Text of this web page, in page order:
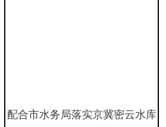
配合市水务局落实京冀密云水库